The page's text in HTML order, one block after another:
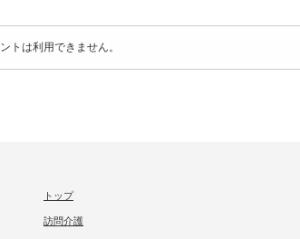
トは利用できません。
トップ
訪問介護